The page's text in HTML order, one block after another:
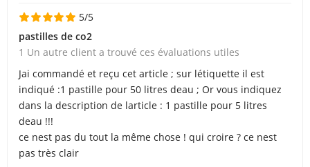
5/5
pastilles de co2
1 Un autre client a trouvé ces évaluations utiles
Jai commandé et reçu cet article ; sur létiquette il est
indiqué :1 pastille pour 50 litres deau ; Or vous indiquez
dans la description de larticle : 1 pastille pour 5 litres
deau !!!
ce nest pas du tout la même chose ! qui croire ? ce nest
pas très clair